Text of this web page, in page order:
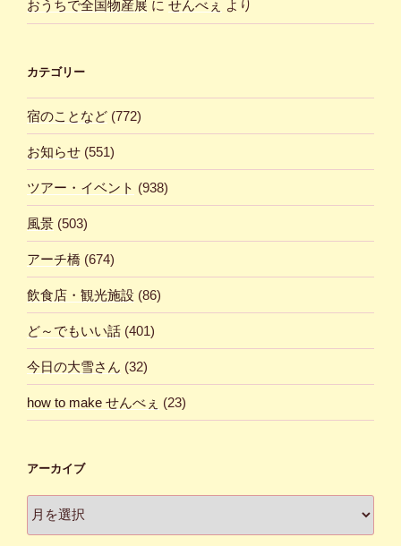
おうちで全国物産展 に せんべぇ より
カテゴリー
宿のことなど (772)
お知らせ (551)
ツアー・イベント (938)
風景 (503)
アーチ橋 (674)
飲食店・観光施設 (86)
ど～でもいい話 (401)
今日の大雪さん (32)
how to make せんべぇ (23)
アーカイブ
ー